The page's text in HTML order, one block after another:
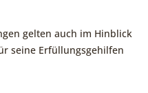
gelten auch im Hinblick
seine Erfüllungsgehilfen